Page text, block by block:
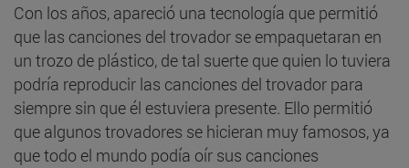
Con los años, apareció una tecnología que permitió
que las canciones del trovador se empaquetaran en
un trozo de plástico, de tal suerte que quien lo tuviera
podría reproducir las canciones del trovador para
siempre sin que él estuviera presente. Ello permitió
que algunos trovadores se hicieran muy famosos, ya
que todo el mundo podía oír sus canciones